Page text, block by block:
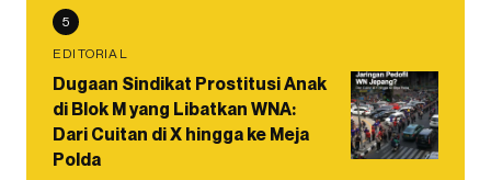
5
EDITORIAL
Dugaan Sindikat Prostitusi Anak
di Blok M yang Libatkan WNA:
Dari Cuitan di X hingga ke Meja
Polda